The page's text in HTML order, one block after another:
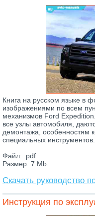
Книга на русском языке в
изображениями по всем
механизмов Ford
все узлы автомобиля,
демонтажа, особенностям
специальных инструментов.
Файл: .pdf
Размер: 7 Mb.
Скачать руководство
Инструкция по